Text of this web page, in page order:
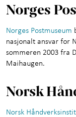
Norges
Norges Postmuseum
nasjonalt ansvar for
sommeren 2003 fra
Maihaugen.
Norsk
Norsk